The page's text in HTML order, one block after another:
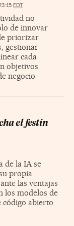
EDT
no
de innovar
priorizar
gestionar
cada
objetivos
negocio
el festín
de la IA se
propia
las ventajas
los modelos de
código abierto